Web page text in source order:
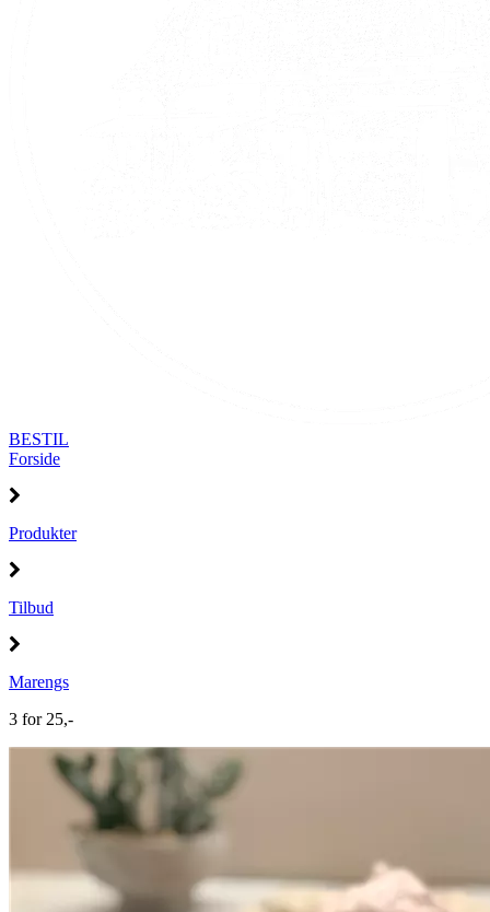
BESTIL
Forside
Produkter
Tilbud
Marengs
3 for 25,-